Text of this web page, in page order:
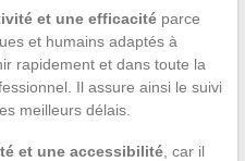
et une efficacitéparce
et humains adaptés à
rapidement et dans toute la
Il assure ainsi le suivi
meilleurs délais.
et une accessibilité, car il